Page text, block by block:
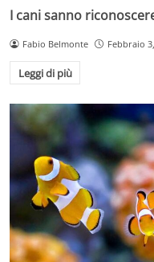
I cani sanno
Fabio Belmonte Febbraio
Leggi di più